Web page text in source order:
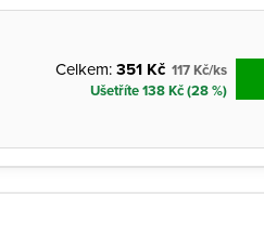
Celkem:351 Kč 117 Kč/ks
Ušetříte 138 Kč (28 %)